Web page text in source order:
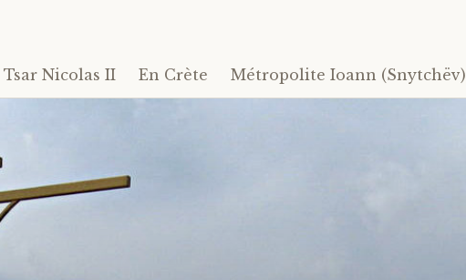
Nicolas II En Crète Métropolite Ioann (Snytchëv)